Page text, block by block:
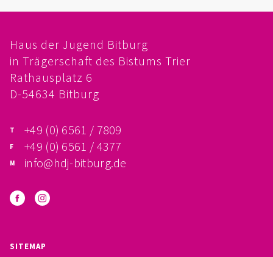
TEAM
FÖRDERVEREIN
KONZEPTION
Haus der Jugend Bitburg
in Trägerschaft des Bistums Trier
Rathausplatz 6
D-54634 Bitburg
+49 (0) 6561 / 7809
+49 (0) 6561 / 4377
info@hdj-bitburg.de
SITEMAP